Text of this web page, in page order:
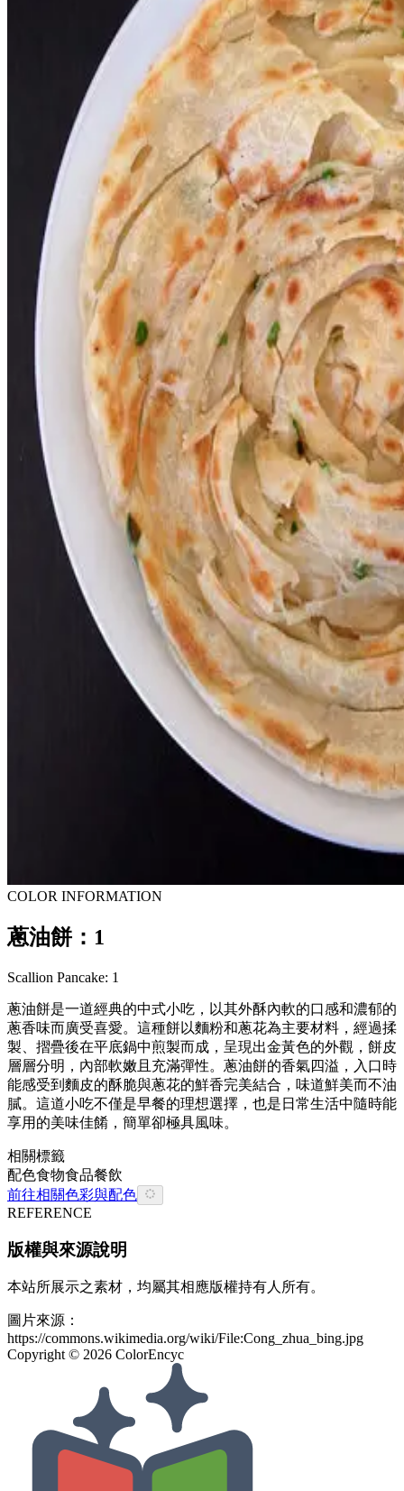
COLOR INFORMATION
蔥油餅：1
Scallion Pancake: 1
蔥油餅是一道經典的中式小吃，以其外酥內軟的口感和濃郁的
蔥香味而廣受喜愛。這種餅以麵粉和蔥花為主要材料，經過揉
製、摺疊後在平底鍋中煎製而成，呈現出金黃色的外觀，餅皮
層層分明，內部軟嫩且充滿彈性。蔥油餅的香氣四溢，入口時
能感受到麵皮的酥脆與蔥花的鮮香完美結合，味道鮮美而不油
膩。這道小吃不僅是早餐的理想選擇，也是日常生活中隨時能
享用的美味佳餚，簡單卻極具風味。
相關標籤
配色食物食品餐飲
前往相關色彩與配色
REFERENCE
版權與來源說明
本站所展示之素材，均屬其相應版權持有人所有。
圖片來源：
https://commons.wikimedia.org/wiki/File:Cong_zhua_bing.jpg
Copyright © 2026 ColorEncyc